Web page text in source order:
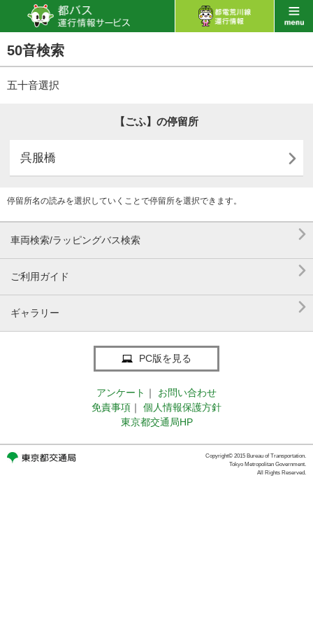
50音検索
五十音選択
【ごふ】の停留所
呉服橋 
停留所名の読みを選択していくことで停留所を選択できます。
車両検索/ラッピングバス検索 
ご利用ガイド 
ギャラリー 
PC版を見る
アンケート ｜
お問い合わせ
免責事項 ｜
個人情報保護方針
東京都交通局HP
Copyright© 2015 Bureau of Transportation.
Tokyo Metropolitan Government.
All Rights Reserved.